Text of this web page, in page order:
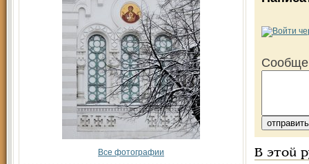
Все фотографии В этой